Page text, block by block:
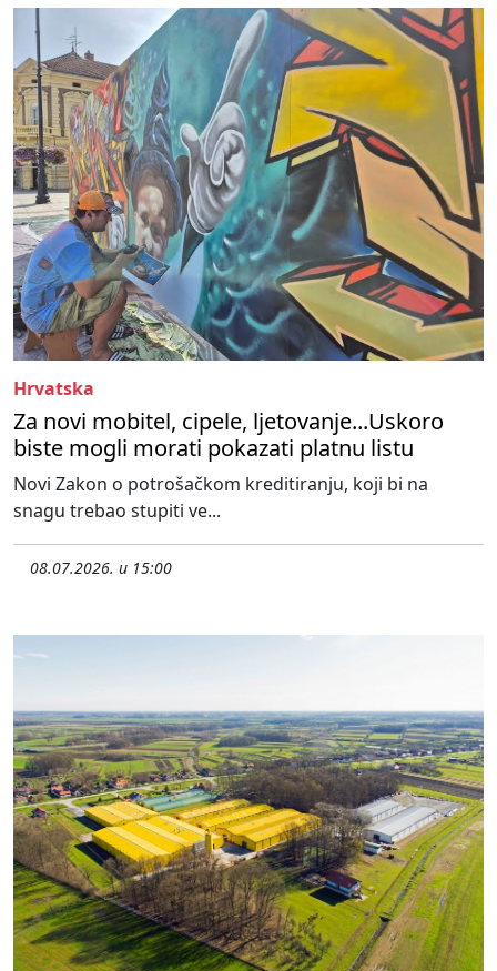
Hrvatska
Za novi mobitel, cipele, ljetovanje...Uskoro
biste mogli morati pokazati platnu listu
Novi Zakon o potrošačkom kreditiranju, koji bi na
snagu trebao stupiti ve...
08.07.2026. u 15:00